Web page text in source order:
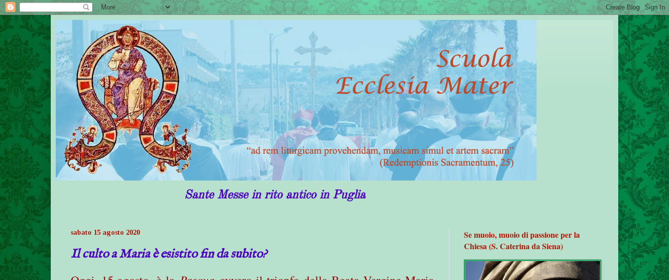
Sante Messe in rito antico in Puglia
sabato 15 agosto 2020
Il culto a Maria è esistito fin da subito?
Se muoio, muoio di passione per la
Chiesa (S. Caterina da Siena)